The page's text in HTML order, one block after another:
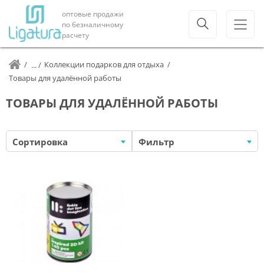
оптовые продажи
по безналичному
расчету
Коллекции подарков для отдыха
Товары для удалённой работы
ТОВАРЫ ДЛЯ УДАЛЁННОЙ РАБОТЫ
Сортировка Фильтр